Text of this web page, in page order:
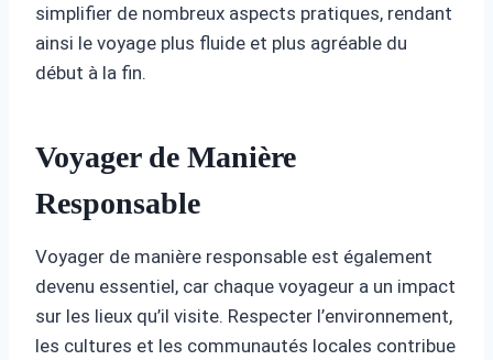
simplifier de nombreux aspects pratiques, rendant
ainsi le voyage plus fluide et plus agréable du
début à la fin.
Voyager de Manière
Responsable
Voyager de manière responsable est également
devenu essentiel, car chaque voyageur a un impact
sur les lieux qu’il visite. Respecter l’environnement,
les cultures et les communautés locales contribue